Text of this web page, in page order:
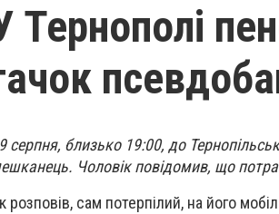
Тернополі
серпня, близько 19:00, до
Чоловік повідомив, що
розповів, сам потерпілий, на його